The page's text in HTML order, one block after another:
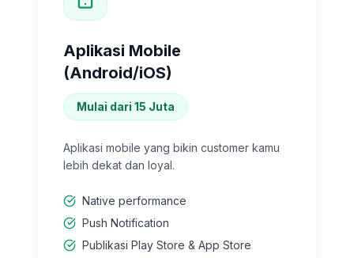
Aplikasi Mobile
(Android/iOS)
Mulai dari 15 Juta
Aplikasi mobile yang bikin customer kamu
lebih dekat dan loyal.
Native performance
Push Notification
Publikasi Play Store & App Store